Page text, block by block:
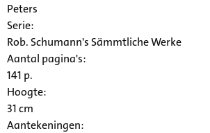
Peters
Serie:
Rob. Schumann's Sämmtliche Werke
Aantal pagina's:
141 p.
Hoogte:
31 cm
Aantekeningen: